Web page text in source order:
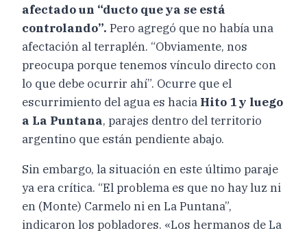
afectado un “ducto que ya se está
controlando”. Pero agregó que no había una
afectación al terraplén. “Obviamente, nos
preocupa porque tenemos vínculo directo con
lo que debe ocurrir ahí”. Ocurre que el
escurrimiento del agua es hacia Hito 1 y luego
a La Puntana, parajes dentro del territorio
argentino que están pendiente abajo.
Sin embargo, la situación en este último paraje
ya era crítica. “El problema es que no hay luz ni
en (Monte) Carmelo ni en La Puntana”,
indicaron los pobladores. «Los hermanos de La